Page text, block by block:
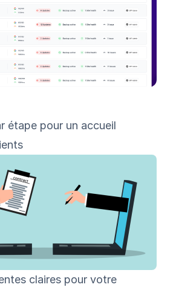
étape pour un accueil
claires pour votre